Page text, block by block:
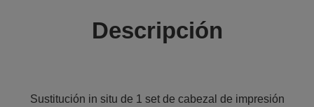
Descripción
Sustitución in situ de 1 set de cabezal de impresión